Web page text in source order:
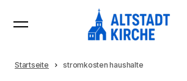
Startseite stromkosten haushalte